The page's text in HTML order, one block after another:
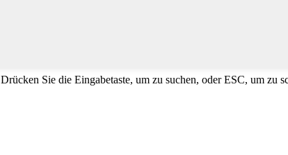
Drücken Sie die Eingabetaste, um zu suchen, oder ESC, um zu